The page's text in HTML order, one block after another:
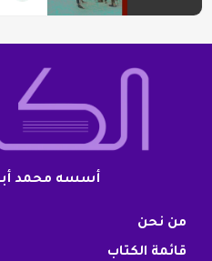
أسسه محمد
من نحن
قائمة الكتاب